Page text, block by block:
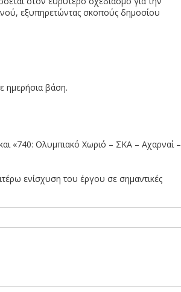
εξυπηρετώντας σκοπούς δημοσίου
ημερήσια βάση.
«740: Ολυμπιακό Χωριό – ΣΚΑ – Αχαρναί –
ενίσχυση του έργου σε σημαντικές